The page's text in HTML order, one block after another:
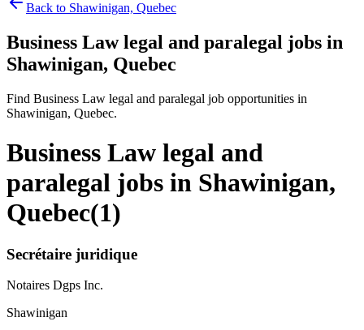
Back to Shawinigan, Quebec
Business Law legal and paralegal jobs in
Shawinigan, Quebec
Find Business Law legal and paralegal job opportunities in
Shawinigan, Quebec.
Business Law legal and
paralegal jobs in Shawinigan,
Quebec(1)
Secrétaire juridique
Notaires Dgps Inc.
Shawinigan